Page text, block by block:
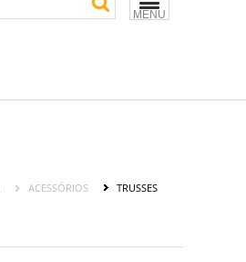
MENU
ACESSÓRIOS TRUSSES